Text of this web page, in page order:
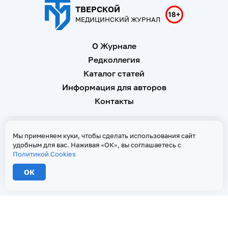
ТВЕРСКОЙ
МЕДИЦИНСКИЙ ЖУРНАЛ
О Журнале
Редколлегия
Каталог статей
Информация для авторов
Контакты
При копировании текстов ссылка на страницу-первоисточник обязательна
Свидетельство о регистрации Эл № ФС 77 - 67146 от 16
сентября 2016 г
Мы применяем куки, чтобы сделать использования сайт
удобным для вас. Наживая «ОК», вы соглашаетесь с
Политикой Cookies
ОК